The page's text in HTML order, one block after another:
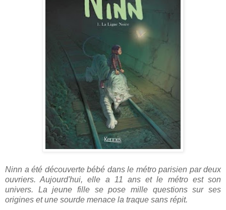
Ninn a été découverte bébé dans le métro parisien par deux
ouvriers. Aujourd'hui, elle a 11 ans et le métro est son
univers. La jeune fille se pose mille questions sur ses
origines et une sourde menace la traque sans répit.